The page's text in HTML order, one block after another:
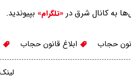
به کانال شرق در «تلگرام» بپیوندید.
حجاب ابلاغ قانون حجاب